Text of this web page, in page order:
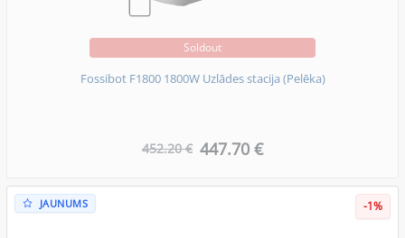
Soldout
Fossibot F1800 1800W Uzlādes stacija (Pelēka)
452.20 € 447.70 €
JAUNUMS -1%